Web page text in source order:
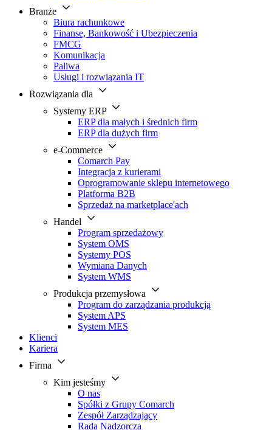
Branże
Biura rachunkowe
Finanse, Bankowość i Ubezpieczenia
FMCG
Komunikacja
Paliwa
Usługi i rozwiązania IT
Rozwiązania dla
Systemy ERP
ERP dla małych i średnich firm
ERP dla dużych firm
e-Commerce
Comarch Pay
Integracja z kurierami
Oprogramowanie sklepu internetowego
Platforma B2B
Sprzedaż na marketplace'ach
Handel
Program sprzedażowy
System OMS
Systemy POS
Wymiana Danych
System WMS
Produkcja przemysłowa
Program do zarządzania produkcją
System APS
System MES
Klienci
Kariera
Firma
Kim jesteśmy
O nas
Spółki z Grupy Comarch
Zespół Zarządzający
Rada Nadzorcza